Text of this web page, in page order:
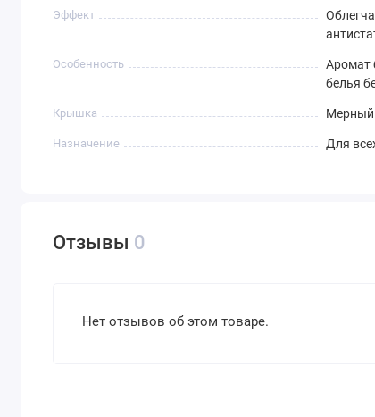
Эффект
Особенность
Аромат
белья
Крышка Мерный
Назначение Для
Отзывы 0
Нет отзывов об этом товаре.